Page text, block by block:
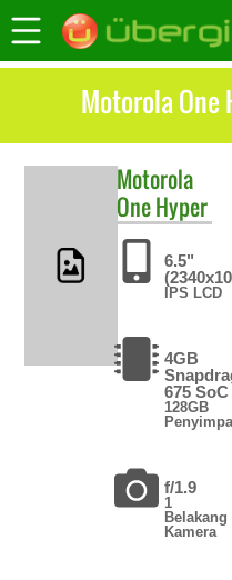
Motorola One
Motorola
One Hyper
6.5"
IPS LCD
4GB
675 SoC
128GB
f/1.9
1
Belakang
Kamera